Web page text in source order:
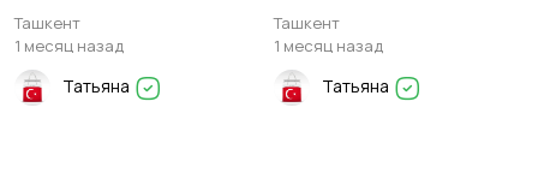
Ташкент
1 месяц назад
Татьяна
Ташкент
1 месяц назад
Татьяна